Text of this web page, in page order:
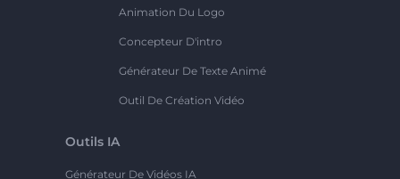
Animation Du Logo
Concepteur D'intro
Générateur De Texte Animé
Outil De Création Vidéo
Outils IA
Générateur De Vidéos IA